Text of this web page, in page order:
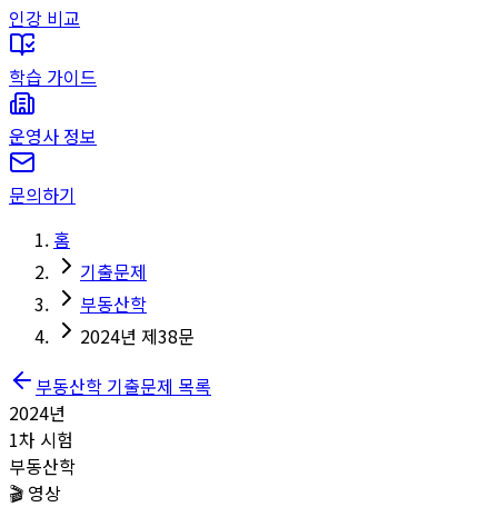
인강 비교
학습 가이드
운영사 정보
문의하기
홈
기출문제
부동산학
2024년 제38문
부동산학 기출문제 목록
2024년
1차 시험
부동산학
🎬 영상